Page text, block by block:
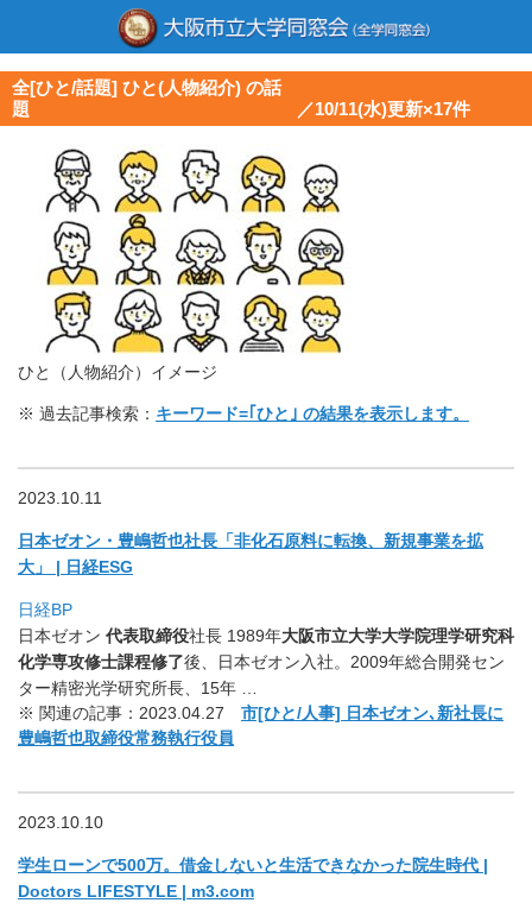
全[ひと/話題] ひと(人物紹介) の話
題 ／10/11(水)更新×17件
ひと（人物紹介）イメージ
※ 過去記事検索： キーワード=｢ひと｣ の結果を表示します。
2023.10.11
日本ゼオン・豊嶋哲也社長「非化石原料に転換、新規事業を拡
大」 | 日経ESG
日経BP
日本ゼオン 代表取締役社長 1989年大阪市立大学大学院理学研究科
化学専攻修士課程修了後 、日本ゼオン入社。 2009年総合開発セン
ター精密光学研究所長、15年 …
※ 関連の記事： 2023.04.27 市[ひと/人事] 日本ゼオン､新社長に
豊嶋哲也取締役常務執行役員
2023.10.10
学生ローンで500万。借金しないと生活できなかった院生時代 |
Doctors LIFESTYLE | m3.com